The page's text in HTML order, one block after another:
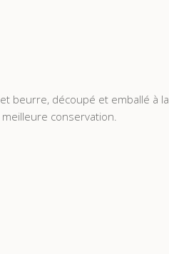
beurre, découpé et emballé à la
conservation.